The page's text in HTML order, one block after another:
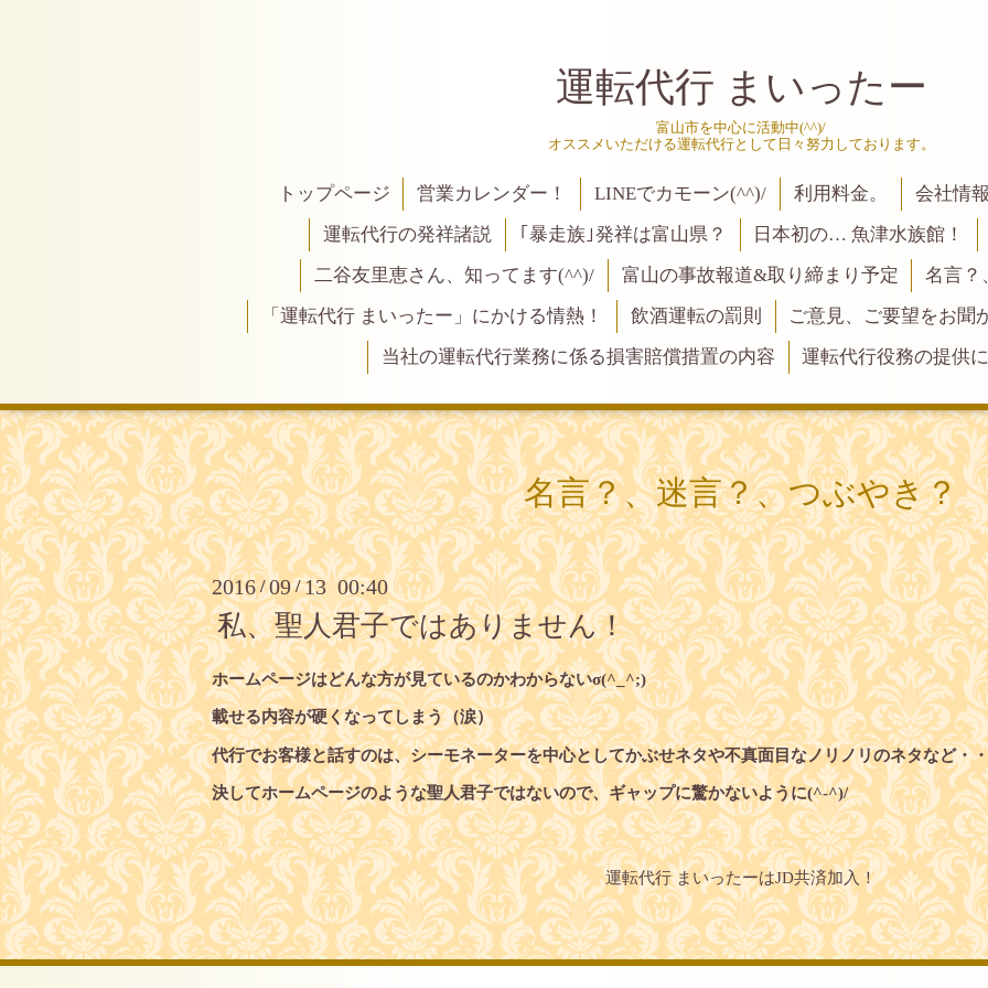
運転代行 まいったー
富山市を中心に活動中(^^)/
オススメいただける運転代行として日々努力しております。
トップページ 営業カレンダー！ LINEでカモーン(^^)/ 利用料金。
会社情
運転代行の発祥諸説
｢暴走族｣発祥は富山県？
日本初の… 魚津水族館！
二谷友里恵さん、知ってます(^^)/
富山の事故報道&取り締まり予定
名言？
「運転代行 まいったー」にかける情熱！
飲酒運転の罰則
ご意見、ご要望をお聞
当社の運転代行業務に係る損害賠償措置の内容
運転代行役務の提供
名言？、迷言？、つぶやき？
2016/09/13 00:40
私、聖人君子ではありません！
ホームページはどんな方が見ているのかわからないσ(^_^;)
載せる内容が硬くなってしまう（涙）
代行でお客様と話すのは、シーモネーターを中心としてかぶせネタや不真面目なノリノリのネタなど・
決してホームページのような聖人君子ではないので、ギャップに驚かないように(^-^)/
運転代行 まいったーはJD共済加入！